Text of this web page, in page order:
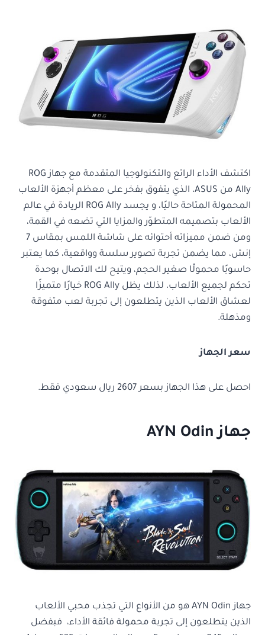
اكتشف الأداء الرائع والتكنولوجيا المتقدمة مع جهاز ROG
Ally من ASUS، الذي يتفوق بفخر على معظم أجهزة الألعاب
المحمولة المتاحة حاليًا، و يجسد ROG Ally الريادة في عالم
الألعاب بتصميمه المتطوّر والمزايا التي تضعه في القمة،
ومن ضمن مميزاته أحتوائه على شاشة اللمس بمقاس 7
إنش، مما يضمن تجربة تصوير سلسة وواقعية، كما يعتبر
حاسوبًا محمولًا صغير الحجم، ويتيح لك الاتصال بوحدة
تحكم لجميع الألعاب، لذلك يظل ROG Ally خيارًا متميزًا
لعشاق الألعاب الذين يتطلعون إلى تجربة لعب متفوقة
ومذهلة.
سعر الجهاز
احصل على هذا الجهاز بسعر 2607 ريال سعودي فقط.
جهاز AYN Odin
جهاز AYN Odin هو من الأنواع التي تجذب محبي الألعاب
الذين يتطلعون إلى تجربة محمولة فائقة الأداء، فبفضل